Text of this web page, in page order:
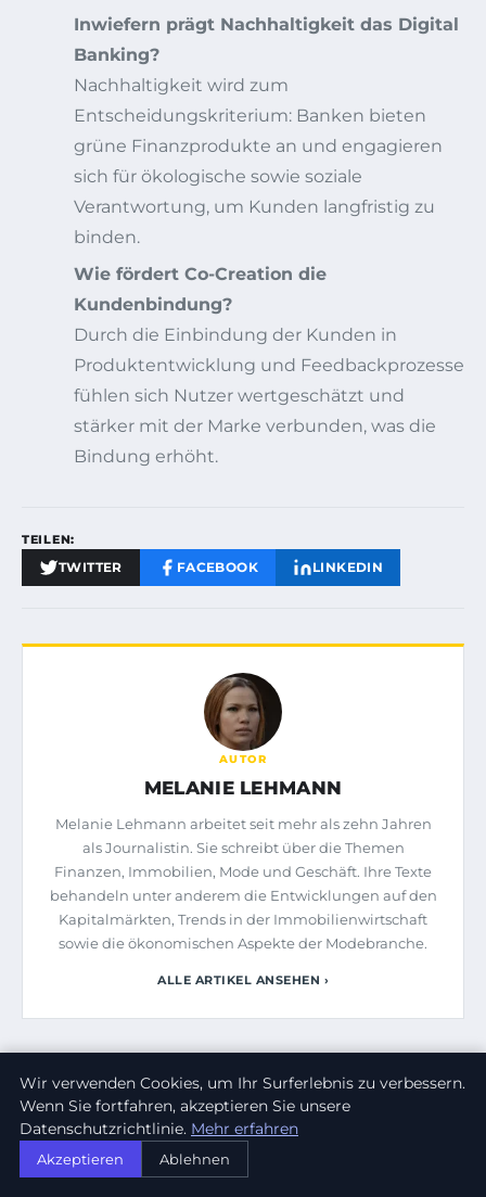
Inwiefern prägt Nachhaltigkeit das Digital
Banking?
Nachhaltigkeit wird zum
Entscheidungskriterium: Banken bieten
grüne Finanzprodukte an und engagieren
sich für ökologische sowie soziale
Verantwortung, um Kunden langfristig zu
binden.
Wie fördert Co-Creation die
Kundenbindung?
Durch die Einbindung der Kunden in
Produktentwicklung und Feedbackprozesse
fühlen sich Nutzer wertgeschätzt und
stärker mit der Marke verbunden, was die
Bindung erhöht.
TEILEN:
TWITTER FACEBOOK LINKEDIN
AUTOR
MELANIE LEHMANN
Melanie Lehmann arbeitet seit mehr als zehn Jahren
als Journalistin. Sie schreibt über die Themen
Finanzen, Immobilien, Mode und Geschäft. Ihre Texte
behandeln unter anderem die Entwicklungen auf den
Kapitalmärkten, Trends in der Immobilienwirtschaft
sowie die ökonomischen Aspekte der Modebranche.
ALLE ARTIKEL ANSEHEN ›
FINANZEN & IMMOBILIEN
Wir verwenden Cookies, um Ihr Surferlebnis zu verbessern.
Wenn Sie fortfahren, akzeptieren Sie unsere
Datenschutzrichtlinie. Mehr erfahren
Akzeptieren Ablehnen